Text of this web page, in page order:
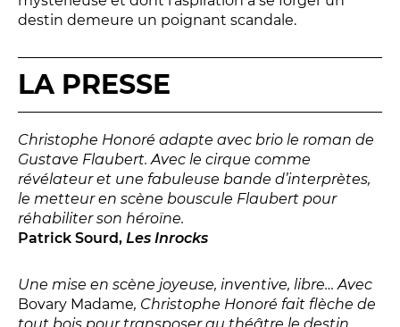
Acteur des secteurs social,
PRATIQUEZ...
Nissa Slam
Le Lab'Oratoire [cours d’oralité]
À Voix haute ·cours [8-14 ans]
LES ACTIONS PÉDAGOGIQUES
Lettres à... [8 édition]
destin demeure un poignant scandale.
LA PRESSE
Christophe Honoré adapte avec brio le roman de
Gustave Flaubert. Avec le cirque comme
révélateur et une fabuleuse bande d’interprètes,
le metteur en scène bouscule Flaubert pour
réhabiliter son héroïne.
Patrick Sourd, Les Inrocks
Une mise en scène joyeuse, inventive, libre… Avec
Bovary Madame, Christophe Honoré fait flèche de